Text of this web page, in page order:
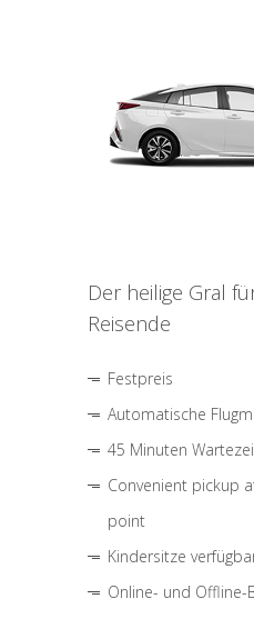
Der heilige Gral
Reisende
Festpreis
Automatische
45 Minuten
Convenient pickup
point
Kindersitze
Online- und Offline-